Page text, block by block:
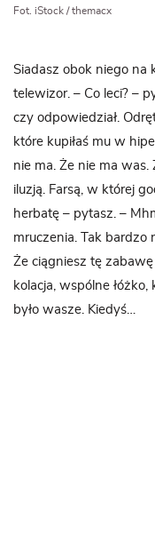
Fot. iStock / themacx
Siadasz obok niego na
telewizor. – Co leci? –
czy odpowiedział.
które kupiłaś mu w
nie ma. Że nie ma was.
iluzją. Farsą, w której
herbatę – pytasz. –
mruczenia. Tak bardzo
Że ciągniesz tę
kolacja, wspólne
było wasze. Kiedyś…